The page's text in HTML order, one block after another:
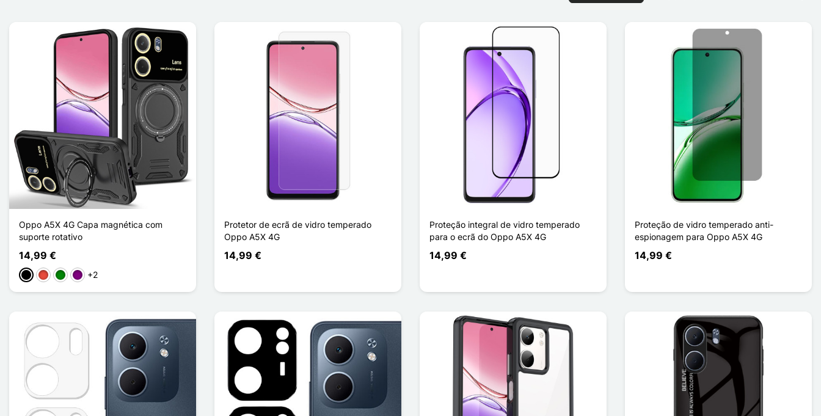
Oppo A5X 4G Capa magnética com
suporte rotativo
14,99 €
PretoVermelho
VerdePúrpura
+2
Protetor de ecrã de vidro temperado
Oppo A5X 4G
14,99 €
Proteção integral de vidro temperado
para o ecrã do Oppo A5X 4G
14,99 €
Proteção de vidro temperado anti-
espionagem para Oppo A5X 4G
14,99 €